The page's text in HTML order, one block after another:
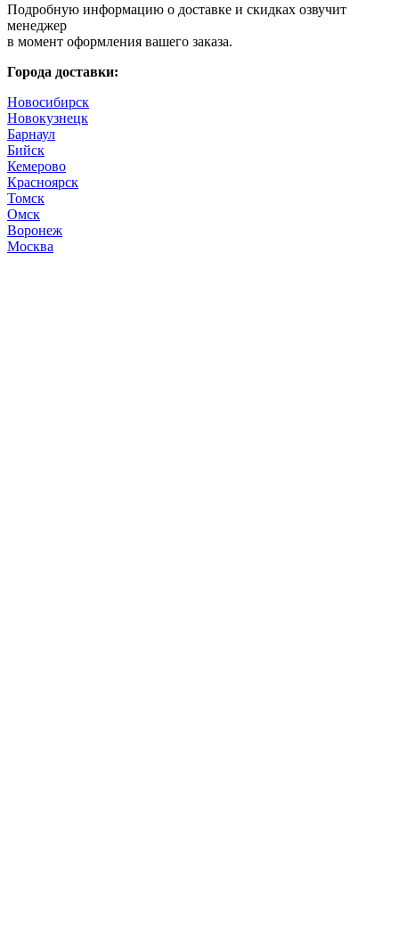
Подробную информацию о доставке и скидках озвучит
менеджер
в момент оформления вашего заказа.
Города доставки:
Новосибирск
Новокузнецк
Барнаул
Бийск
Кемерово
Красноярск
Томск
Омск
Воронеж
Москва